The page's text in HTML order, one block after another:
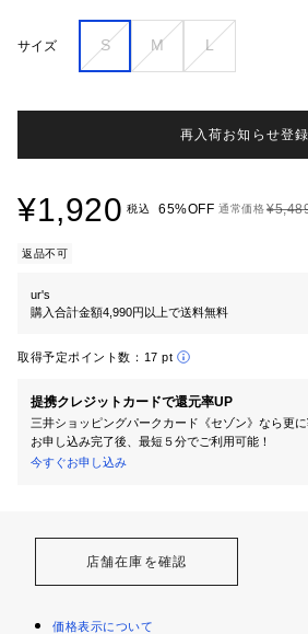
サイズ S M L
再入荷お知らせ登録
¥1,920 税込 65%OFF 通常価格
返品不可
ur's
購入合計金額4,990円以上で送料無料
取得予定ポイント数： 17 pt
提携クレジットカードで還元率UP
三井ショッピングパークカード《セゾン》なら更に
お申し込み完了後、最短５分でご利用可能！
今すぐお申し込み
店舗在庫を確認
価格表示について